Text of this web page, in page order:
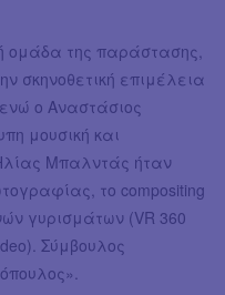
ομάδα της παράστασης,
σκηνοθετική επιμέλεια
ο Αναστάσιος
μουσική και
Μπαλντάς ήταν
το compositing
γυρισμάτων (VR 360
Σύμβουλος